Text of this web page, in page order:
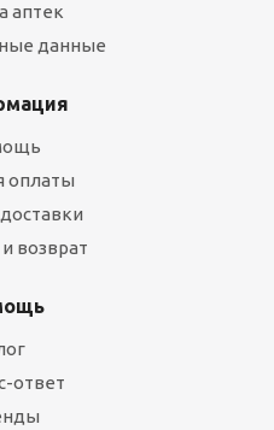
аптек
данные
оплаты
возврат
ответ